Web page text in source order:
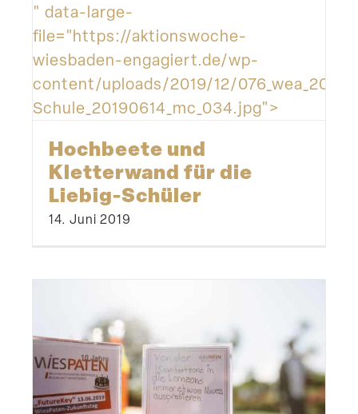
" data-large-
file="https://aktionswoche-
wiesbaden-engagiert.de/wp-
content/uploads/2019/12/
Schule_20190614_mc_034.jpg">
Hochbeete und
Kletterwand für die
Liebig-Schüler
14. Juni 2019